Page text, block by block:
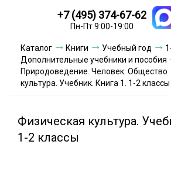
Новинки
Условия доставки
Условия оплаты
Акции и скидки
+7 (495) 374-67-62
Пн-Пт 9:00-19:00
Каталог Книги Учебный год
Дополнительные учебники и пособия
Природоведение. Человек. Общество
культура. Учебник. Книга 1. 1-2 классы
Физическая культура.
1-2 классы